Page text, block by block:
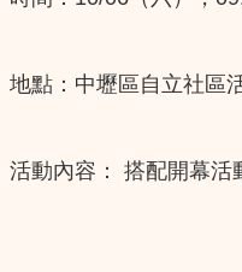
地點：中壢區自立社區
活動內容： 搭配開幕活